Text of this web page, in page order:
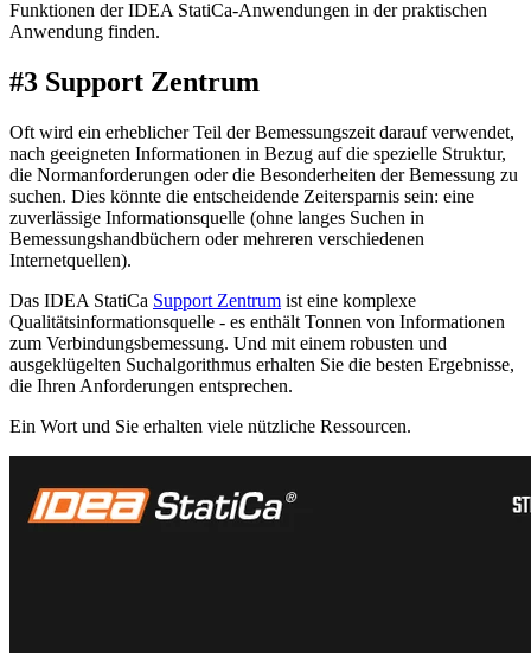
Funktionen der IDEA StatiCa-Anwendungen in der praktischen
Anwendung finden.
#3 Support Zentrum
Oft wird ein erheblicher Teil der Bemessungszeit darauf verwendet,
nach geeigneten Informationen in Bezug auf die spezielle Struktur,
die Normanforderungen oder die Besonderheiten der Bemessung zu
suchen. Dies könnte die entscheidende Zeitersparnis sein: eine
zuverlässige Informationsquelle (ohne langes Suchen in
Bemessungshandbüchern oder mehreren verschiedenen
Internetquellen).
Das IDEA StatiCa Support Zentrum ist eine komplexe
Qualitätsinformationsquelle - es enthält Tonnen von Informationen
zum Verbindungsbemessung. Und mit einem robusten und
ausgeklügelten Suchalgorithmus erhalten Sie die besten Ergebnisse,
die Ihren Anforderungen entsprechen.
Ein Wort und Sie erhalten viele nützliche Ressourcen.